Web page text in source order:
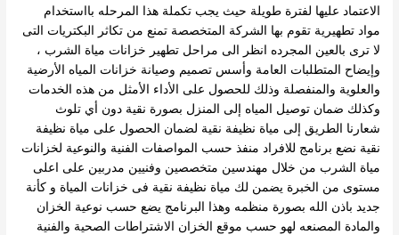
الاعتماد عليها لفترة طويلة حيث يجب تكملة هذا المرحله بااستخدام
مواد تطهيرية تقوم بها الشركة المتخصصة تمنع من تكاثر البكتريات التى
لا ترى بالعين المجرده انظر الى مراحل تطهير خزانات مياة الشرب ،
وإيضاح المتطلبات العامة وأسس تصميم وصيانة خزانات المياه الأرضية
والعلوية والمنفصلة وذلك للحصول على الأداء الأمثل من هذه الخدمات
وكذلك ضمان توصيل المياه إلى المنزل بصورة نقية دون أي تلوث
شعارنا الطريق إلى مياة نظيفة نقية لضمان الحصول على مياة نظيفة
نقية نضع برنامج للافراد منفذ حسب المواصفات الفنية والنوعية لخزانات
مياة الشرب من خلال مهندسين متخصصين وفنيين مدربين على اعلى
مستوى من الخبرة يضمن لك مياة نظيفة نقية فى خزانات المياة و كأنة
جديد باذن الله بصورة منظمه وهذا البرنامج يضع حسب نوعية الخزان
والمادة المصنعه لهو حسب موقع الخزان الاشتراطات الصحية والفنية